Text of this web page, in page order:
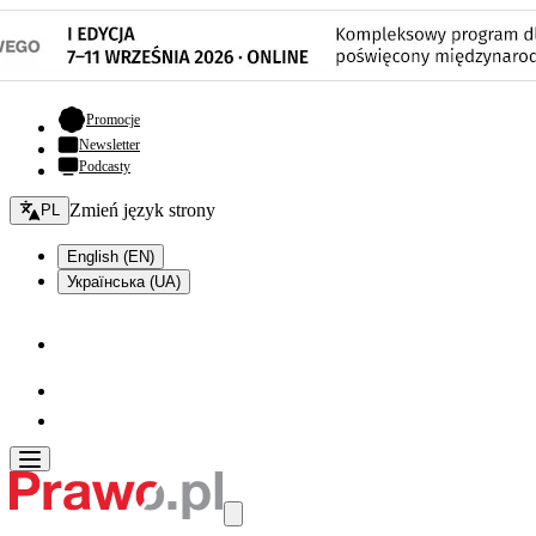
Promocje- otwiera się w nowej karcie
Newsletter
Podcasty
Zmień język - bieżący:
PL Zmień język strony
English (EN)
Українська (UA)